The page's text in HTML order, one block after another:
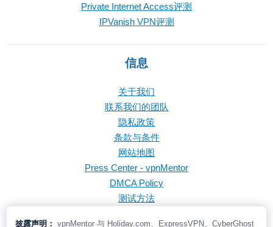
Private Internet Access评测
IPVanish VPN评测
信息
关于我们
联系我们的团队
隐私政策
条款与条件
网站地图
Press Center - vpnMentor
DMCA Policy
测试方法
披露声明： vpnMentor 与 Holiday.com、ExpressVPN、CyberGhost